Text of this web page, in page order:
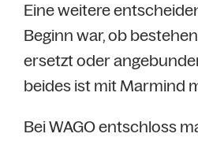
Eine weitere
Beginn war, ob
ersetzt oder
beides ist mit Marmind
Bei WAGO entschloss